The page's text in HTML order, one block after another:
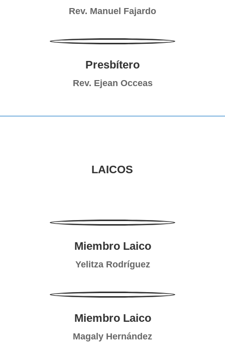
Rev. Manuel Fajardo
Presbítero
Rev. Ejean Occeas
LAICOS
Miembro Laico
Yelitza Rodríguez
Miembro Laico
Magaly Hernández